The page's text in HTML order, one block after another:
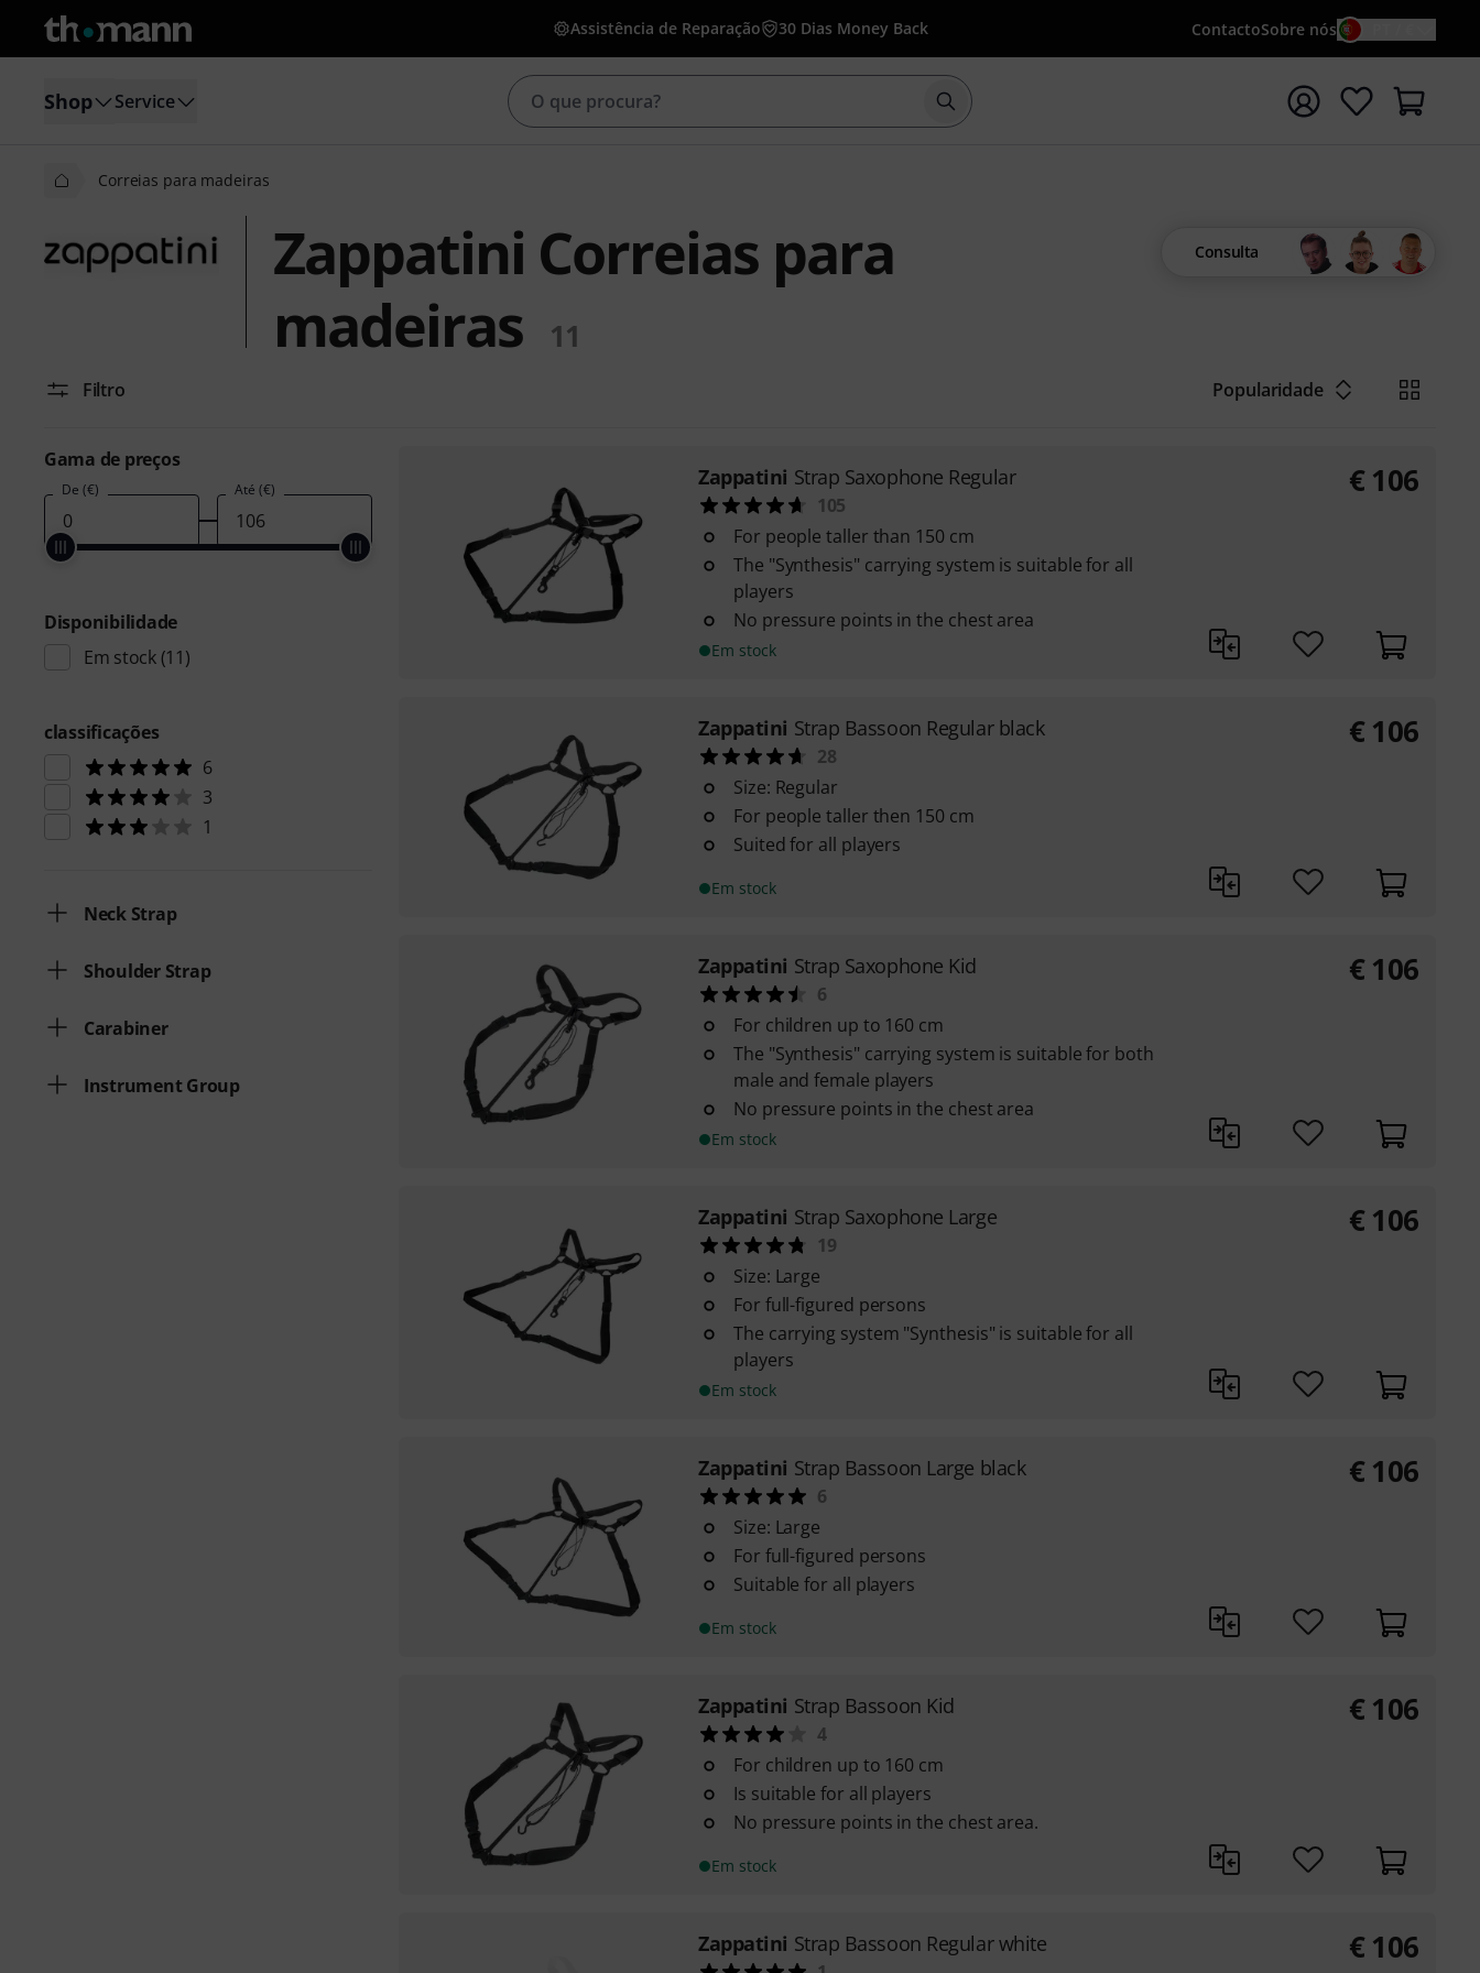
Assistência de Reparação 30 Dias Money Back ContactoSobre nós
Shop Service Iniciar pesquisa com o termo de pesquisa {searchTerm}
Correias para madeiras
Zappatini Correias para
madeiras
11
Consulta
Filtro Popularidade
Gama de preços
De (€) Até (€)
Disponibilidade
Em stock(11)
classificações
6
3
1
Neck Strap
Shoulder Strap
Carabiner
Instrument Group
Zappatini Strap Saxophone Regular
105
For people taller than 150 cm
The "Synthesis" carrying system is suitable for all
players
No pressure points in the chest area
Em stock
€ 106
Zappatini Strap Bassoon Regular black
28
Size: Regular
For people taller then 150 cm
Suited for all players
Em stock
€ 106
Zappatini Strap Saxophone Kid
6
For children up to 160 cm
The "Synthesis" carrying system is suitable for both
male and female players
No pressure points in the chest area
Em stock
€ 106
Zappatini Strap Saxophone Large
19
Size: Large
For full-figured persons
The carrying system "Synthesis" is suitable for all
players
Em stock
€ 106
Zappatini Strap Bassoon Large black
6
Size: Large
For full-figured persons
Suitable for all players
Em stock
€ 106
Zappatini Strap Bassoon Kid
4
For children up to 160 cm
Is suitable for all players
No pressure points in the chest area.
Em stock
€ 106
Zappatini Strap Bassoon Regular white € 106